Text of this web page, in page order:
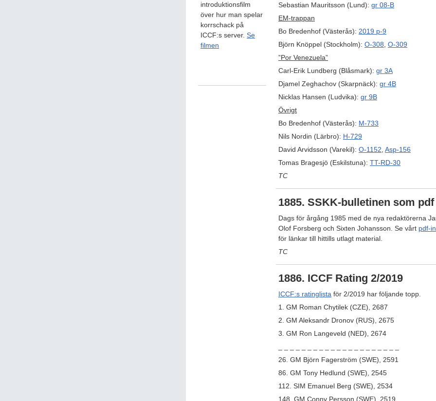
introduktionsfilm
över hur man spelar
korrschack på
ICCF:s server. Se
filmen
Sebastian Mauritsson (Lund): gr 08-B
EM-trappan
Bo Bredenhof (Västerås): 2019 p-9
Björn Knöppel (Stockholm): O-308 O-309
”Por Venezuela”
Carl-Erik Lundberg (Blåsmark): gr 3A
Djamel Zeghachov (Skarpnäck): gr 4B
Nicklas Hansen (Ludvika): gr 9B
Övrigt
Bo Bredenhof (Västerås): M-733
Nils Nordin (Lärbro): H-729
David Arvidsson (Varekil): O-1152 Asp-156
Tomas Bragesjö (Eskilstuna): TT-RD-30
TC
1885. SSKK-bulletinen som pdf
Dags för årgång 1985 med de nya redaktörerna
Olof Forsberg och Sixten Johansson. Se vårt pdf-
för länkar till hittills utlagt material.
TC
1886. ICCF Rating 2/2019
ICCF:s ratinglista för 2/2019 har följande topp.
1. GM Roman Chytilek (CZE), 2687
2. GM Aleksandr Dronov (RUS), 2675
3. GM Ron Langeveld (NED), 2674
26. GM Björn Fagerström (SWE), 2591
86. GM Tony Hedlund (SWE), 2545
112. SIM Emanuel Berg (SWE), 2534
148. GM Conny Persson (SWE), 2519